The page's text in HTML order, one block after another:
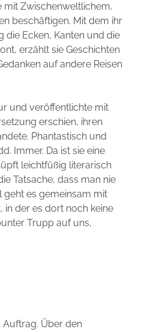
mit Zwischenweltlichem,
beschäftigen. Mit dem ihr
die Ecken, Kanten und die
erzählt sie Geschichten
auf andere Reisen
und veröffentlichte mit
erschien, ihren
Phantastisch und
Immer. Da ist sie eine
leichtfüßig literarisch
Tatsache, dass man nie
geht es gemeinsam mit
in der es dort noch keine
Trupp auf uns,
Auftrag. Über den